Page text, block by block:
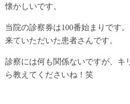
懐かしいです。
当院の診察券は100番始まりです
来ていただいた患者さんです。
診察には何も関係ないですが、キ
ら教えてくださいね！笑